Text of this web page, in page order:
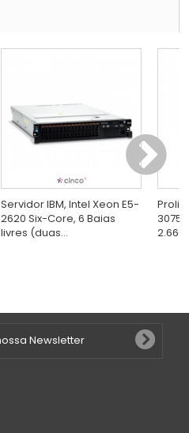
Servidor IBM, Intel Xeon E5-
2620 Six-Core, 6 Baias
livres (duas...
3075